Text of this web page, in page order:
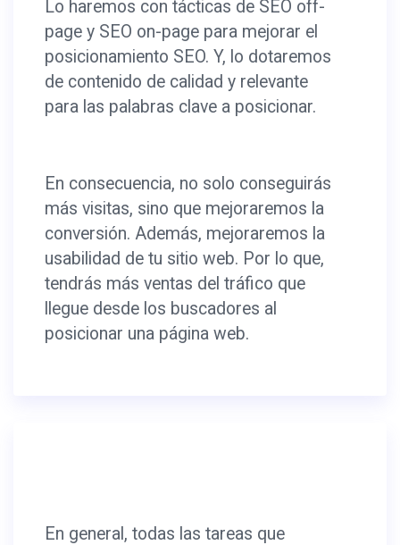
Lo haremos con tácticas de SEO off-
page y SEO on-page para mejorar el
posicionamiento SEO. Y, lo dotaremos
de contenido de calidad y relevante
para las palabras clave a posicionar.
En consecuencia, no solo conseguirás
más visitas, sino que mejoraremos la
conversión. Además, mejoraremos la
usabilidad de tu sitio web. Por lo que,
tendrás más ventas del tráfico que
llegue desde los buscadores al
posicionar una página web.
En general, todas las tareas que